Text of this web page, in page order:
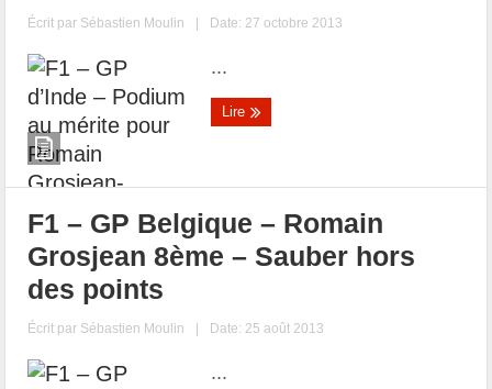
Écrit par Sébastien Moulin | Date: 27 octobre 2013
...
Lire
F1 – GP Belgique – Romain
Grosjean 8ème – Sauber hors
des points
Écrit par Sébastien Moulin | Date: 25 août 2013
...